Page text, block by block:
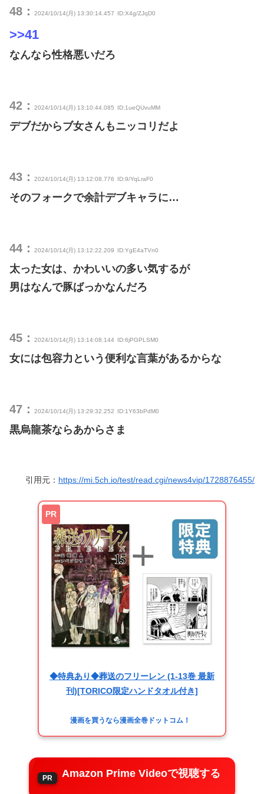
48： 2024/10/14(月) 13:30:14.457 ID:X4g/ZJqD0
>>41
なんなら性格悪いだろ
42： 2024/10/14(月) 13:10:44.085 ID:1ueQUvuMM
デブだからブ女さんもニッコリだよ
43： 2024/10/14(月) 13:12:08.776 ID:9/YqLraF0
そのフォークで余計デブキャラに…
44： 2024/10/14(月) 13:12:22.209 ID:YgE4aTVn0
太った女は、かわいいの多い気するが
男はなんで豚ばっかなんだろ
45： 2024/10/14(月) 13:14:08.144 ID:6jPGPLSM0
女には包容力という便利な言葉があるからな
47： 2024/10/14(月) 13:29:32.252 ID:1Y63bPdM0
黒烏龍茶ならあからさま
引用元： https://mi.5ch.io/test/read.cgi/news4vip/1728876455/
PR
◆特典あり◆葬送のフリーレン (1-13巻 最新
刊)[TORICO限定ハンドタオル付き]
漫画を買うなら漫画全巻ドットコム！
Amazon Prime Videoで視聴する